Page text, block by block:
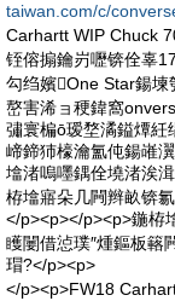
taiwan.com/c/
Carhartt WIP Chuck
铚傛搧鑰岃嚦锛佺辜
勾绉嬪One Star鍚
嶅害浠ョ稉鍏窩
彇寰楄ō瑷堥潏鎰燂紝
崹鍗犻檺瀹氳伅鍚嶉
墖渚嗚嚜鍝佺墝渚涘
栫墖寤朵几闁辫畝锛
</p><p></p><p>鍦栫
矆闄借惉璞″煄鏂板簵
瑁?</p><p>
</p><p>FW18